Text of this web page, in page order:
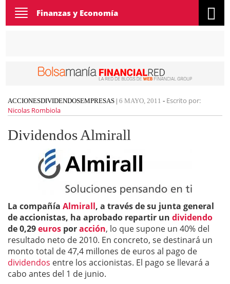
Toggle
navigation
Finanzas y Economía
ACCIONESDIVIDENDOSEMPRESAS | 6 MAYO, 2011 - Escrito por:
Nicolas Rombiola
Dividendos Almirall
La compañía Almirall, a través de su junta general
de accionistas, ha aprobado repartir un dividendo
de 0,29euros poracción, lo que supone un 40% del
resultado neto de 2010. En concreto, se destinará un
monto total de 47,4 millones de euros al pago de
dividendos entre los accionistas. El pago se llevará a
cabo antes del 1 de junio.